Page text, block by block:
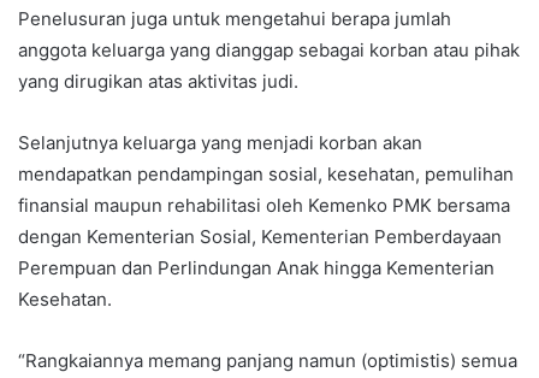
Penelusuran juga untuk mengetahui berapa jumlah
anggota keluarga yang dianggap sebagai korban atau pihak
yang dirugikan atas aktivitas judi.
Selanjutnya keluarga yang menjadi korban akan
mendapatkan pendampingan sosial, kesehatan, pemulihan
finansial maupun rehabilitasi oleh Kemenko PMK bersama
dengan Kementerian Sosial, Kementerian Pemberdayaan
Perempuan dan Perlindungan Anak hingga Kementerian
Kesehatan.
“Rangkaiannya memang panjang namun (optimistis) semua